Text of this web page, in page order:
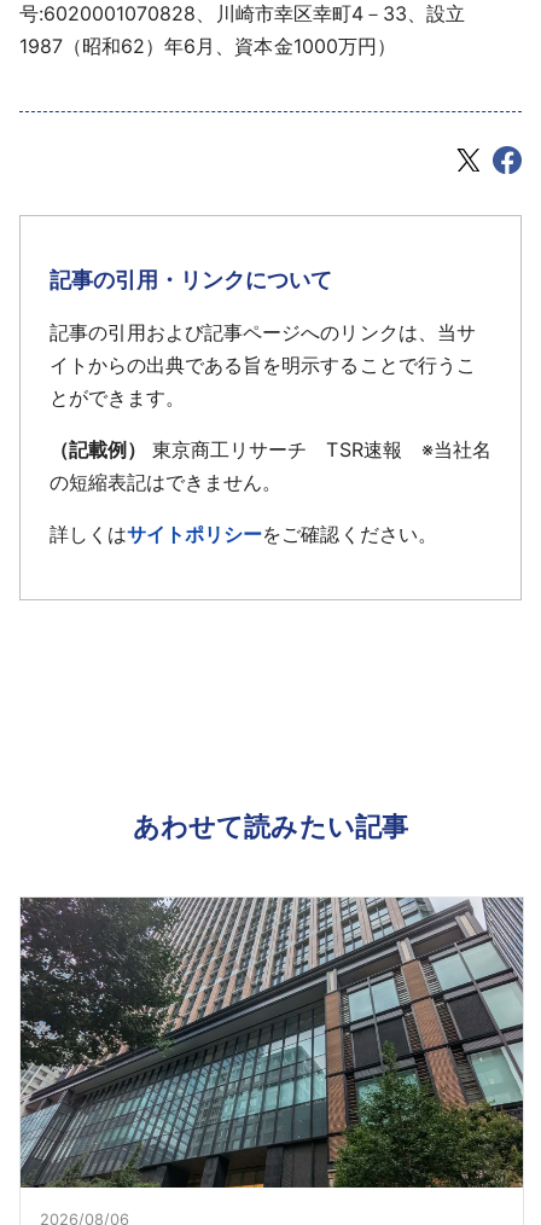
号:6020001070828、川崎市幸区幸町4－33、設立
1987（昭和62）年6月、資本金1000万円）
記事の引用・リンクについて
記事の引用および記事ページへのリンクは、当サ
イトからの出典である旨を明示することで行うこ
とができます。
（記載例）
東京商工リサーチ TSR速報 ※当社名
の短縮表記はできません。
詳しくはサイトポリシーをご確認ください。
あわせて読みたい記事
2026/08/06